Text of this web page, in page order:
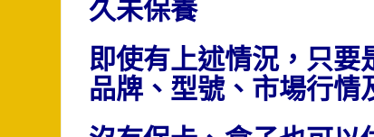
久未保養
即使有上述情況，只
品牌、型號、市場行